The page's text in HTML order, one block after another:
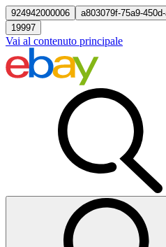
924942000006
a803079f-75a9-
19997
Vai al contenuto principale